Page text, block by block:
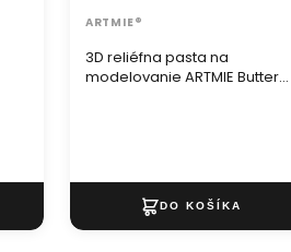
3D reliéfna pasta na
modelovanie ARTMIE Butter
ARTMIE®